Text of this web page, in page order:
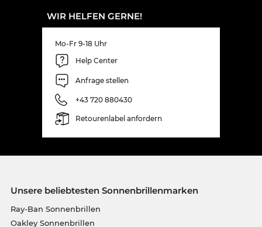
WIR HELFEN GERNE!
Mo-Fr 9-18 Uhr
Help Center
Anfrage stellen
+43 720 880430
Retourenlabel anfordern
Unsere beliebtesten Sonnenbrillenmarken
Ray-Ban Sonnenbrillen
Oakley Sonnenbrillen